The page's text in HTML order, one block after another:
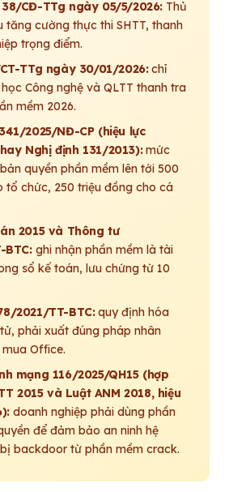
38/CĐ-TTg ngày 05/5/2026: Thủ
tăng cường thực thi SHTT, thanh
trọng điểm.
TTg ngày 30/01/2026:chỉ
Công nghệ và QLTT thanh tra
mềm 2026.
2025/NĐ-CP (hiệu lực
Nghị định 131/2013):mức
quyền phần mềm lên tới 500
tổ chức, 250 triệu đồng cho cá
2015 và Thông tư
ghi nhận phần mềm là tài
sổ kế toán, lưu chứng từ 10
2021/TT-BTC:quy định hóa
phải xuất đúng pháp nhân
Office.
mạng 116/2025/QH15 (hợp
2015 và Luật ANM 2018, hiệu
doanh nghiệp phải dùng phần
để đảm bảo an ninh hệ
backdoor từ phần mềm crack.